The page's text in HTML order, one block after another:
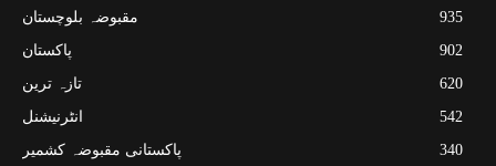
مقبوضہ بلوچستان
935
پاکستان
902
تازہ ترین
620
انٹرنیشنل
542
پاکستانی مقبوضہ کشمیر
340